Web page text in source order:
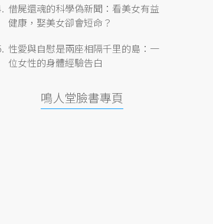
借屍還魂的科學偽新聞：看美女有益
健康，娶美女卻會短命？
性愛與自慰是兩座相隔千里的島：一
位女性的身體經驗告白
鳴人堂臉書專頁